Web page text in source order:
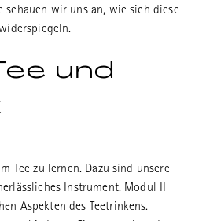
schauen wir uns an, wie sich diese
und
Tee zu lernen. Dazu sind unsere
Instrument. Modul II
Aspekten des Teetrinkens.